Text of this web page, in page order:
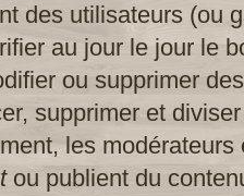
des utilisateurs (ou
au jour le jour le
ou supprimer
supprimer et
les
ou publient du